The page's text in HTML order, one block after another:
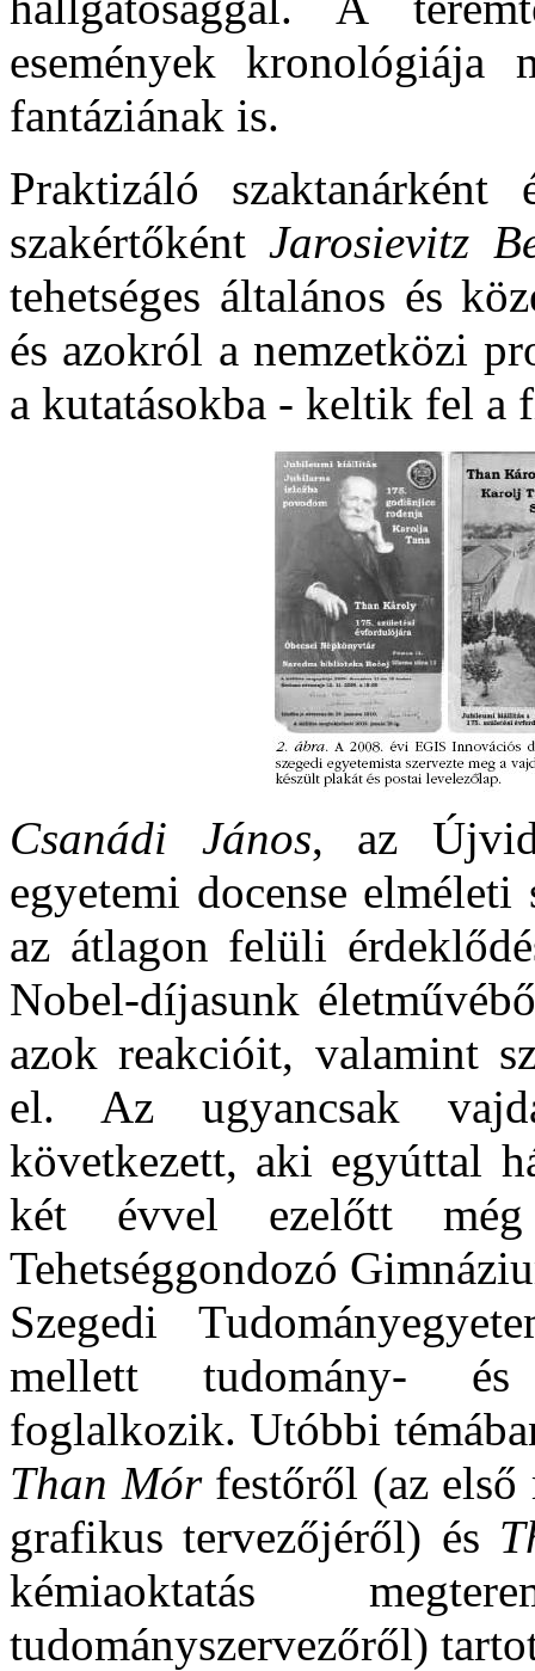
események
fantáziának is.
Praktizáló szaktanárként
szakértőkéntJarosievitz
tehetséges általános és
és azokról a nemzetközi
a kutatásokba - keltik fel a
Csanádi János, az
egyetemi docense
az átlagon felüli
Nobel-díjasunk
azok reakcióit, valamint
el. Az ugyancsak
következett, aki egyúttal
két évvel ezelőtt
Tehetséggondozó
Szegedi
mellett tudomány- és
foglalkozik. Utóbbi
Than Mórfestőről (az első
grafikus tervezőjéről) és
kémiaoktatás
tudományszervezőről)